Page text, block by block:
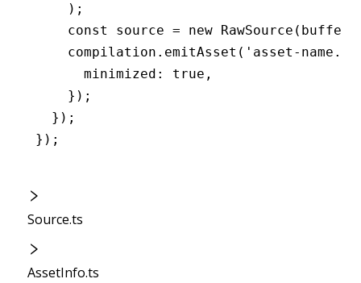
    );
    const
source = new RawSource (buffer
    compilation
.emitAsset ( 'asset-
      minimized
: true ,
    });
  });
});
Source.ts
AssetInfo.ts